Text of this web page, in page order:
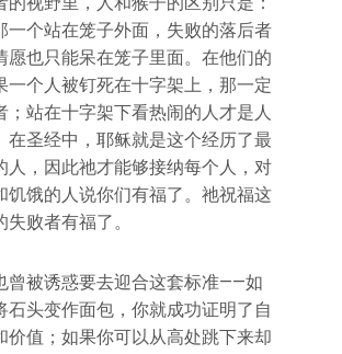
一个站在笼子外面，失败的落后者
愿也只能呆在笼子里面。在他们的
一个人被钉死在十字架上，那一定
；站在十字架下看热闹的人才是人
在圣经中，耶稣就是这个经历了最
人，因此祂才能够接纳每个人，对
饥饿的人说你们有福了。祂祝福这
败者有福了。
曾被诱惑要去迎合这套标准——如
石头变作面包，你就成功证明了自
价值；如果你可以从高处跳下来却